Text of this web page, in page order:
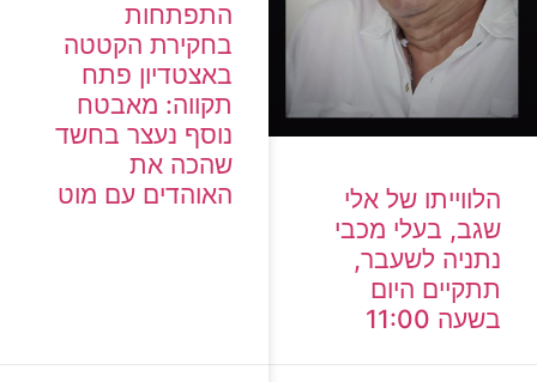
הלווייתו של אלי
שגב, בעלי מכבי
נתניה לשעבר,
תתקיים היום
בשעה 11:00
התפתחות
בחקירת הקטטה
באצטדיון פתח
תקווה: מאבטח
נוסף נעצר בחשד
שהכה את
האוהדים עם מוט